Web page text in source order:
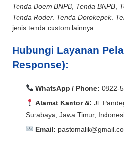
Tenda Doem BNPB Tenda BNPB
Tenda Roder Tenda Dorokepek,
jenis tenda custom lainnya.
Hubungi Layanan
Response):
WhatsApp / Phone: 0822-
Alamat Kantor &: Jl.
Surabaya, Jawa Timur,
Email: